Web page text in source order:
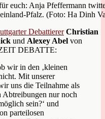
euch: Anja Pfeffermann
Pfalz. (Foto: Ha Dinh
Debattierer Christian
und Alexey Abel von
DEBATTE:
wir in den ‚kleinen
Mit unserer
uns die Teilnahme als
Abtreibungen nur noch
sein?‘ und
parteilosen